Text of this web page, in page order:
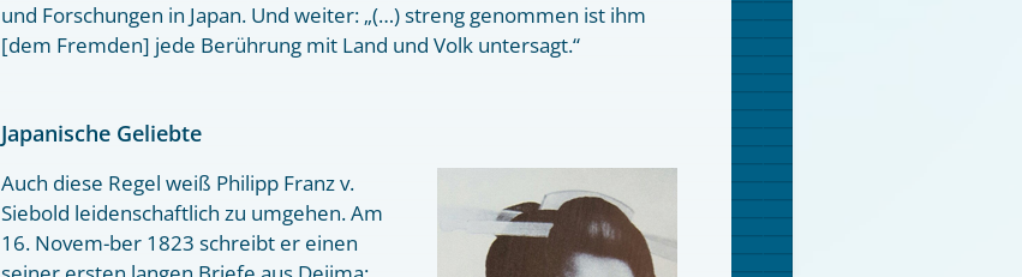
und Forschungen in Japan. Und weiter: „(…) streng genommen ist ihm
[dem Fremden] jede Berührung mit Land und Volk untersagt.“
Japanische Geliebte
Auch diese Regel weiß Philipp Franz v.
Siebold leidenschaftlich zu umgehen. Am
16. Novem-ber 1823 schreibt er einen